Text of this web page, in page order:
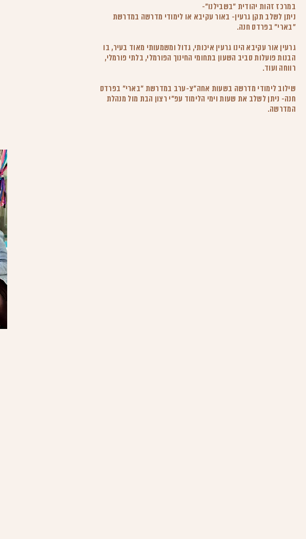
במרכז זהות יהודית "בשבילנו"-
ניתן לשלב תקן גרעין- באור עקיבא או לימודי מדרשה במדרשת
"בארי" בפרדס חנה.
גרעין אור עקיבא הינו גרעין איכותי, גדול ומשמעותי מאוד בעיר, בו
הבנות פועלות סביב השעון בתחומי החינוך הפורמלי, בלתי פורמלי,
רווחה ועוד.
שילוב לימודי מדרשה בשעות אחה"צ-ערב במדרשת "בארי" בפרדס
חנה- ניתן לשלב את שעות וימי הלימוד עפ"י רצון הבת מול מנהלת
המדרשה.